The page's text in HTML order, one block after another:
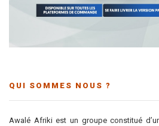
QUI SOMMES NOUS ?
Awalé Afriki est un groupe constitué